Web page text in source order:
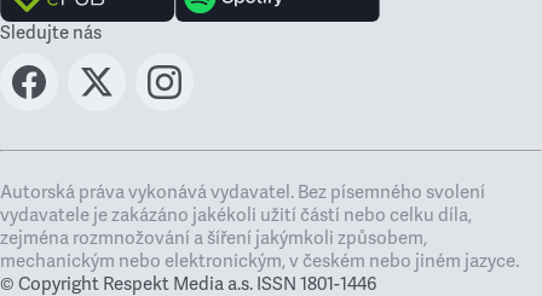
Sledujte nás
Autorská práva vykonává vydavatel. Bez písemného svolení
vydavatele je zakázáno jakékoli užití částí nebo celku díla,
zejména rozmnožování a šíření jakýmkoli způsobem,
mechanickým nebo elektronickým, v českém nebo jiném jazyce.
© Copyright Respekt Media a.s. ISSN 1801-1446